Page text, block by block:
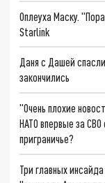
Оплеуха Маску.
Starlink
Даня с Дашей
закончились
"Очень плохие
НАТО впервые за
приграничье?
Три главных